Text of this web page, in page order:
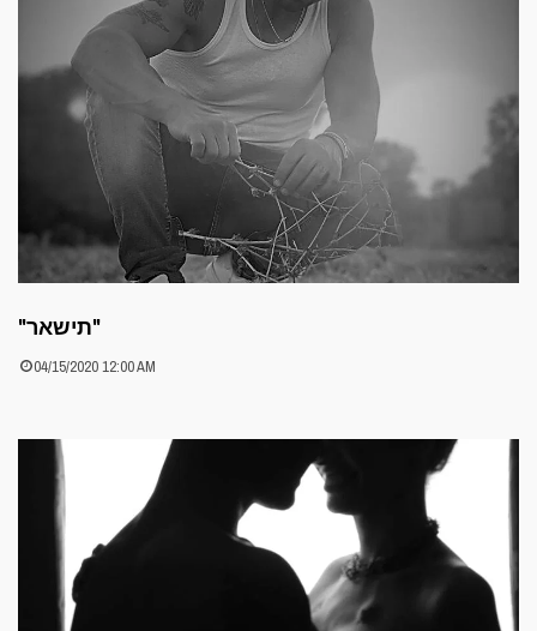
"תישאר"
04/15/2020 12:00 AM